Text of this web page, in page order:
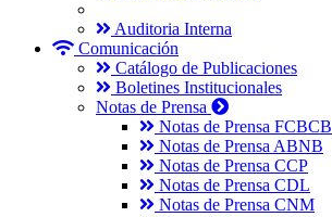
Auditoria Interna
Comunicación
Catálogo de Publicaciones
Boletines Institucionales
Notas de Prensa
Notas de Prensa FCBCB
Notas de Prensa ABNB
Notas de Prensa CCP
Notas de Prensa CDL
Notas de Prensa CNM